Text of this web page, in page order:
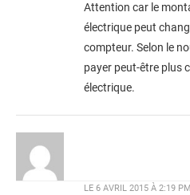
Attention car le
électrique peut
compteur. Selon le
payer peut-être plus
électrique.
LE 6 AVRIL 2015 À 2:19 PM